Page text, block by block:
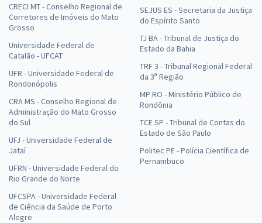
CRECI MT - Conselho Regional de
Corretores de Imóveis do Mato
Grosso
Universidade Federal de
Catalão - UFCAT
UFR - Universidade Federal de
Rondonópolis
CRA MS - Conselho Regional de
Administração do Mato Grosso
do Sul
UFJ - Universidade Federal de
Jataí
UFRN - Universidade Federal do
Rio Grande do Norte
UFCSPA - Universidade Federal
de Ciência da Saúde de Porto
Alegre
SEJUS ES - Secretaria da Justiça
do Espírito Santo
TJ BA - Tribunal de Justiça do
Estado da Bahia
TRF 3 - Tribunal Regional Federal
da 3ª Região
MP RO - Ministério Público de
Rondônia
TCE SP - Tribunal de Contas do
Estado de São Paulo
Politec PE - Polícia Científica de
Pernambuco